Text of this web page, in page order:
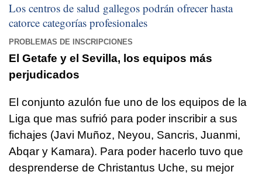
Los centros de salud gallegos podrán ofrecer hasta
catorce categorías profesionales
PROBLEMAS DE INSCRIPCIONES
El Getafe y el Sevilla, los equipos más
perjudicados
El conjunto azulón fue uno de los equipos de la
Liga que mas sufrió para poder inscribir a sus
fichajes (Javi Muñoz, Neyou, Sancris, Juanmi,
Abqar y Kamara). Para poder hacerlo tuvo que
desprenderse de Christantus Uche, su mejor